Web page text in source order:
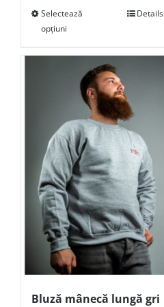
Selectează
opțiuni
Details
Bluză mânecă lungă gri